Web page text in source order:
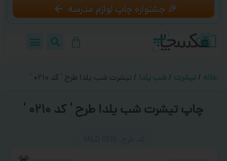
🎉 جشنواره چاپ لوازم مدرسه
خانه / تیشرت / شب یلدا / تیشرت شب یلدا طرح ‘ کد ۰۲۱۰ ‘
چاپ تیشرت شب یلدا طرح ‘ کد ۰۲۱۰ ‘